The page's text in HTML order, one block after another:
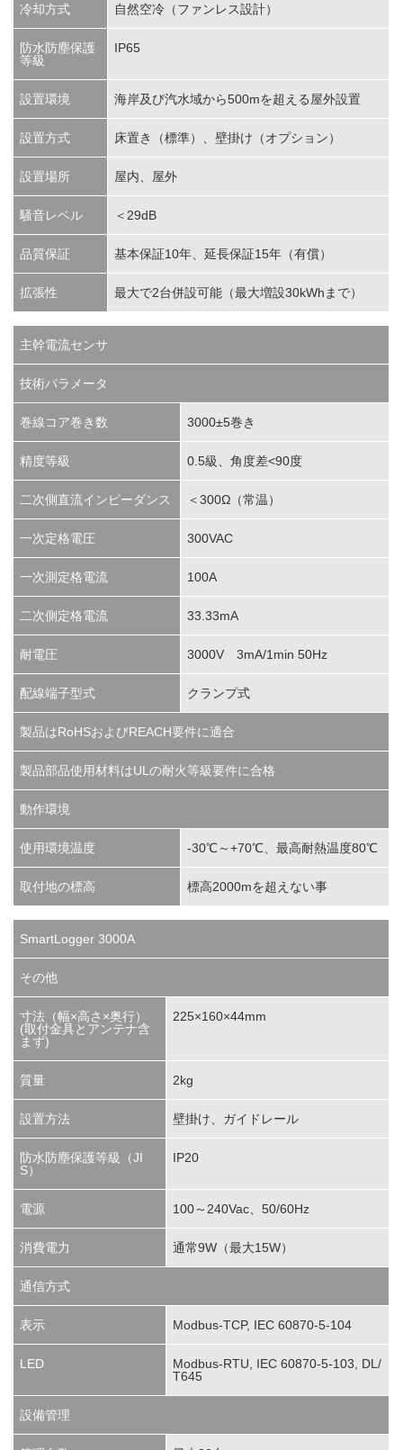
冷却方式 自然空冷（ファンレス設計）
防水防塵保護
等級
IP65
設置環境 海岸及び汽水域から500mを超える屋外設置
設置方式 床置き（標準）、壁掛け（オプション）
設置場所 屋内、屋外
騒音レベル ＜29dB
品質保証 基本保証10年、延長保証15年（有償）
拡張性 最大で2台併設可能（最大増設30kWhまで）
主幹電流センサ
技術パラメータ
巻線コア巻き数 3000±5巻き
精度等級 0.5級、角度差<90度
二次側直流インピーダンス ＜300Ω（常温）
一次定格電圧 300VAC
一次測定格電流 100A
二次側定格電流 33.33mA
耐電圧 3000V 3mA/1min 50Hz
配線端子型式 クランプ式
製品はRoHSおよびREACH要件に適合
製品部品使用材料はULの耐火等級要件に合格
動作環境
使用環境温度 -30℃～+70℃、最高耐熱温度80℃
取付地の標高 標高2000mを超えない事
SmartLogger 3000A
その他
寸法（幅×高さ×奥行）
(取付金具とアンテナ含
まず)
225×160×44mm
質量 2kg
設置方法 壁掛け、ガイドレール
防水防塵保護等級（JI
S）
IP20
電源 100～240Vac、50/60Hz
消費電力 通常9W（最大15W）
通信方式
表示 Modbus-TCP, IEC 60870-5-104
LED
Modbus-RTU, IEC 60870-5-103, DL/
T645
設備管理